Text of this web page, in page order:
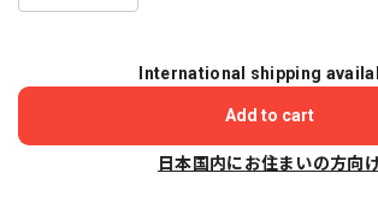
International shipping
Add to cart
日本国内にお住まいの方向